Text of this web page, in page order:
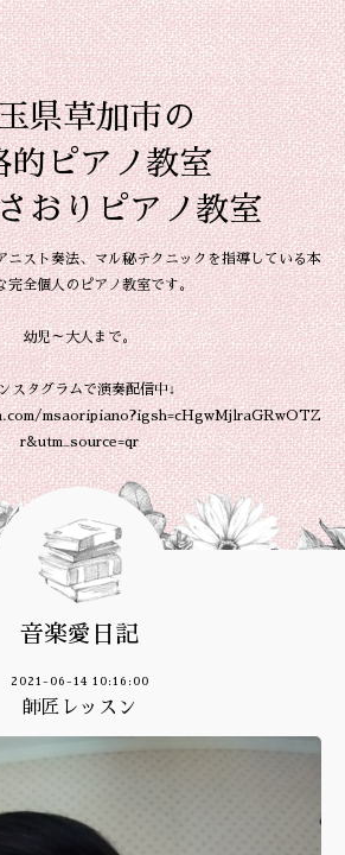
県草加市の
的ピアノ教室
おりピアノ教室
ニスト奏法、マル秘テクニックを指導している本
完全個人のピアノ教室です。
幼児～大人まで。
スタグラムで演奏配信中↓
msaoripiano?igsh=cHgwMjlraGRwOTZ
r&utm_source=qr
音楽愛日記
2021-06-14 10:16:00
師匠レッスン